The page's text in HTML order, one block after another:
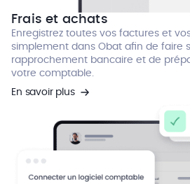
Frais et achats
Enregistrez toutes vos factures et
simplement dans Obat afin de faire
rapprochement bancaire et de
votre comptable.
En savoir plus